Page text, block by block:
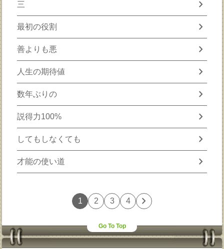
三 chevron_right
最初の役割 chevron_right
善よりも悪 chevron_right
人生の期待値 chevron_right
数年ぶりの chevron_right
説得力100% chevron_right
してもしなくても chevron_right
才能の使い道 chevron_right
1 2 3 4 chevron_right
Go To Top